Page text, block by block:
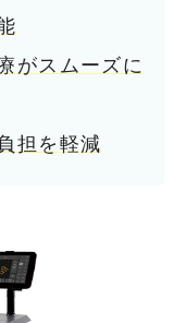
がスムーズに
担を軽減